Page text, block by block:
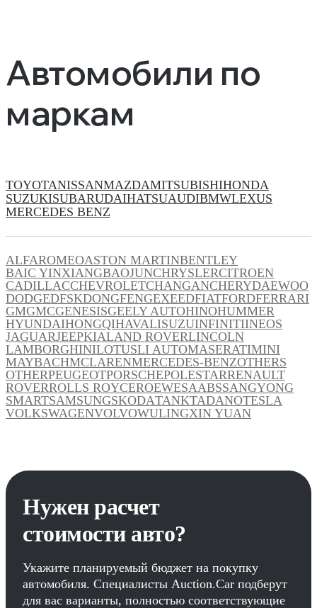
Автомобили по
маркам
TOYOTANISSANMAZDAMITSUBISHIHONDA
SUZUKISUBARUDAIHATSUAUDIBMWLEXUS
MERCEDES BENZ
ALFAROMEOASTON MARTINBENTLEY
BAIC YINXIANGBAOJUNCHRYSLERCITROEN
CADILLACCHEVROLETCHANGANCHERYDAEWOO
DODGEDFSKDONGFENGEXEEDFIATFORDFERRARI
GMGMCGENESISGEELY AUTOHINOHUMMER
HYUNDAIHONGQIHAVALISUZUINFINITIINEOS
JAGUARJEEPKIALAND ROVERLINCOLN
LAMBORGHINILOTUSLI AUTOMASERATIMINI
MAYBACHMCLARENMERCEDES-BENZOTHERS
OTHERPEUGEOTPORSCHEPOLESTARRENAULT
ROVERROLLS ROYCEROEWESAABSSANGYONG
SMARTSAMSUNGSKODATANKTADANOTESLA
VOLKSWAGENVOLVOWULINGXIN YUAN
Нужен расчет
стоимости авто?
Укажите планируемый бюджет на покупку
автомобиля. Специалисты Auction.Car подберут
для вас варианты, полностью соответствующие